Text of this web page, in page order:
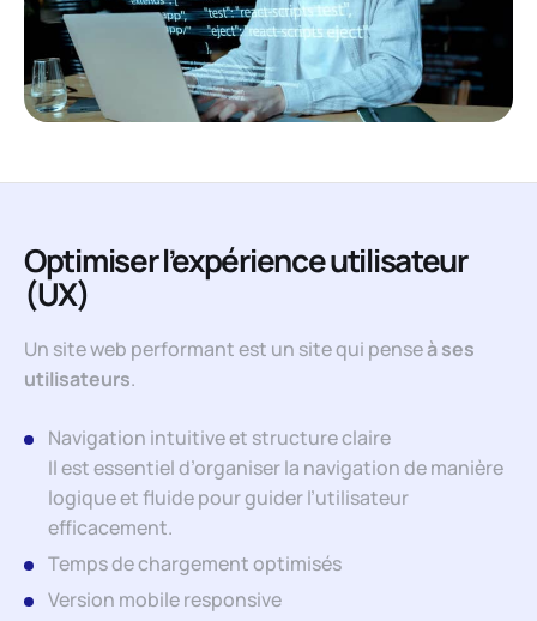
Optimiser l’expérience utilisateur
(UX)
Un site web performant est un site qui penseà ses
utilisateurs.
Navigation intuitive et structure claire
Il est essentiel d’organiser la navigation de manière
logique et fluide pour guider l’utilisateur
efficacement.
Temps de chargement optimisés
Version mobile responsive